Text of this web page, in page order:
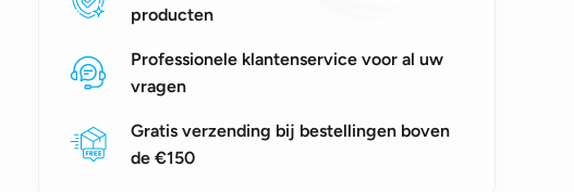
producten
Professionele klantenservice voor al uw
vragen
Gratis verzending bij bestellingen boven
de €150